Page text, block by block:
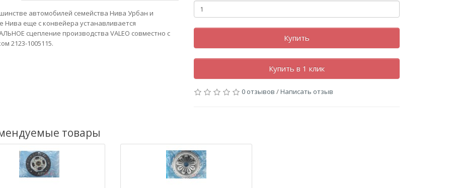
автомобилей семейства Нива Урбан и
Нива еще с конвейера устанавливается
сцепление производства VALEO совместно с
2123-1005115.
Купить
Купить в 1 клик
0 отзывов /Написать отзыв
товары